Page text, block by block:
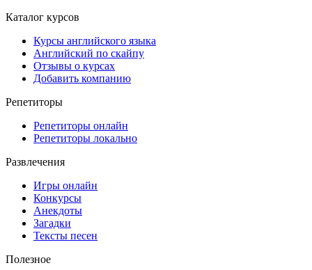
Каталог курсов
Курсы английского языка
Английский по скайпу
Отзывы о курсах
Добавить компанию
Репетиторы
Репетиторы онлайн
Репетиторы локально
Развлечения
Игры онлайн
Конкурсы
Анекдоты
Загадки
Тексты песен
Полезное